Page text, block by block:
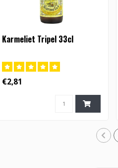
Karmeliet Tripel 33cl
€2,81